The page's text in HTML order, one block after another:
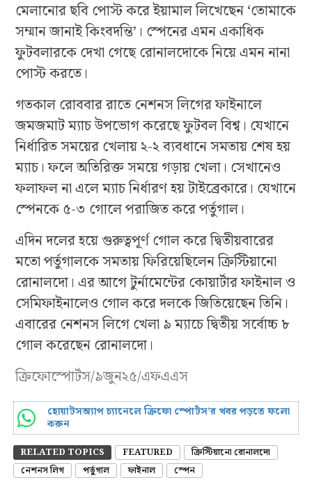
মেলানোর ছবি পোস্ট করে ইয়ামাল লিখেছেন ‘তোমাকে
সম্মান জানাই কিংবদন্তি’। স্পেনের এমন একাধিক
ফুটবলারকে দেখা গেছে রোনালদোকে নিয়ে এমন নানা
পোস্ট করতে।
গতকাল রোববার রাতে নেশনস লিগের ফাইনালে
জমজমাট ম্যাচ উপভোগ করেছে ফুটবল বিশ্ব। যেখানে
নির্ধারিত সময়ের খেলায় ২-২ ব্যবধানে সমতায় শেষ হয়
ম্যাচ। ফলে অতিরিক্ত সময়ে গড়ায় খেলা। সেখানেও
ফলাফল না এলে ম্যাচ নির্ধারণ হয় টাইব্রেকারে। যেখানে
স্পেনকে ৫-৩ গোলে পরাজিত করে পর্তুগাল।
এদিন দলের হয়ে গুরুত্বপূর্ণ গোল করে দ্বিতীয়বারের
মতো পর্তুগালকে সমতায় ফিরিয়েছিলেন ক্রিস্টিয়ানো
রোনালদো। এর আগে টুর্নামেন্টের কোয়ার্টার ফাইনাল ও
সেমিফাইনালেও গোল করে দলকে জিতিয়েছেন তিনি।
এবারের নেশনস লিগে খেলা ৯ ম্যাচে দ্বিতীয় সর্বোচ্চ ৮
গোল করেছেন রোনালদো।
ক্রিফোস্পোর্টস/৯জুন২৫/এফএএস
হোয়াটসঅ্যাপ চ্যানেলে ক্রিফো স্পোর্টস’র খবর পড়তে ফলো
করুন
RELATED TOPICS FEATURED
ক্রিস্টিয়ানো রোনালদো
নেশনস লিগ
পর্তুগাল ফাইনাল স্পেন